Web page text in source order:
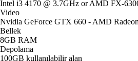
Intel i3 4170 @ 3.7GHz or AMD FX-
Video
Nvidia GeForce GTX 660 - AMD
Bellek
8GB RAM
Depolama
100GB kullanılabilir alan